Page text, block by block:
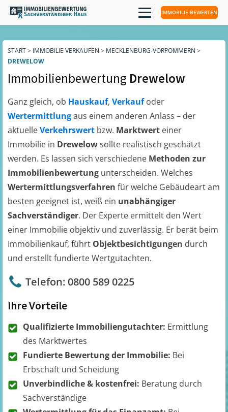
IMMOBILIE BEWERTEN
START> IMMOBILIE VERKAUFEN > MECKLENBURG-VORPOMMERN >
DREWELOW
Immobilienbewertung Drewelow
Ganz gleich, ob Hauskauf, Verkaufoder
Wertermittlungaus einem anderen Anlass – der
aktuelleVerkehrswert bzw. Marktwert einer
Immobilie in Drewelowsollte realistisch geschätzt
werden. Es lassen sich verschiedene Methoden zur
Immobilienbewertung unterscheiden. Welches
Wertermittlungsverfahren für welche Gebäudeart am
besten geeignet ist, weiß ein unabhängiger
Sachverständiger. Der Experte ermittelt den Wert
einer Immobilie objektiv und zuverlässig. Er berät beim
Immobilienkauf, führt Objektbesichtigungen durch
und erstellt fundierte Wertgutachten.
Telefon: 0800 589 0225
Ihre Vorteile
Qualifizierte Immobiliengutachter: Ermittlung
des Marktwertes
Fundierte Bewertung der Immobilie: Bei
Erbschaft und Scheidung
Unverbindliche & kostenfrei: Beratung durch
Sachverständige